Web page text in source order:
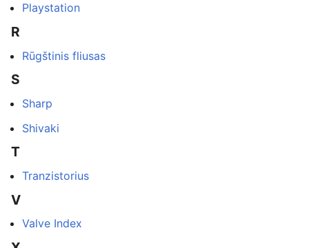
Playstation
R
Rūgštinis fliusas
S
Sharp
Shivaki
T
Tranzistorius
V
Valve Index